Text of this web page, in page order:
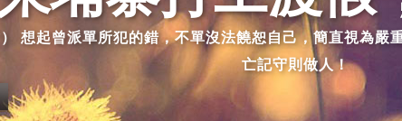
想起曾派單所犯的錯，不單沒法饒恕自己，簡直視為
亡記守則做人！